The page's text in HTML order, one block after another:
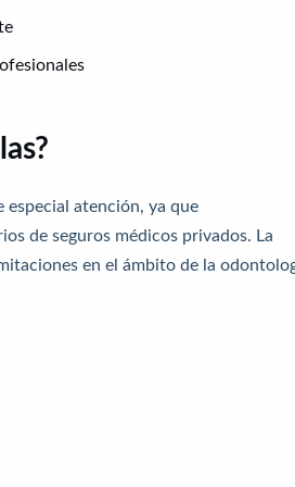
especial atención, ya que
de seguros médicos privados. La
en el ámbito de la